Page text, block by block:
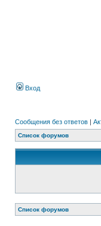
Вход
Сообщения без ответов |
Список форумов
Список форумов